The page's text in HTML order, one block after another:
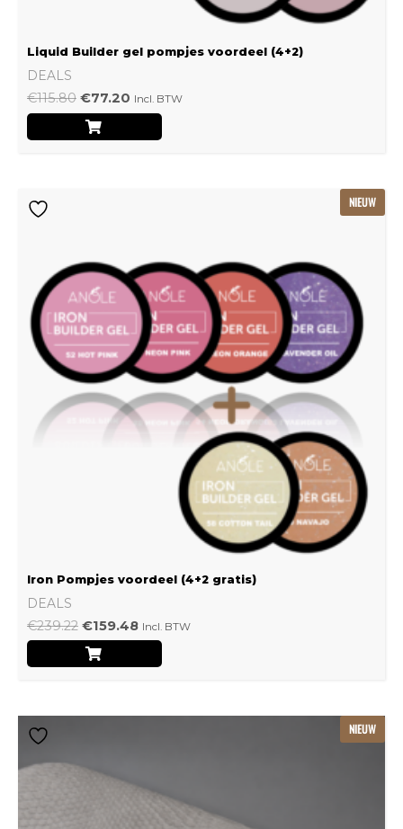
Liquid Builder gel pompjes voordeel (4+2)
DEALS
€115.80 €77.20 Incl. BTW
NIEUW
Iron Pompjes voordeel (4+2 gratis)
DEALS
€239.22 €159.48 Incl. BTW
NIEUW
meerdere